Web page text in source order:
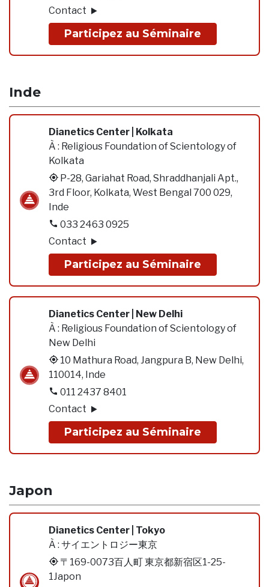
Contact
Participez au Séminaire
Inde
Dianetics Center | Kolkata
À : Religious Foundation of Scientology of
Kolkata
P-28, Gariahat Road, Shraddhanjali Apt.,
3rd Floor, Kolkata, West Bengal 700 029,
Inde
033 2463 0925
Contact
Participez au Séminaire
Dianetics Center | New Delhi
À : Religious Foundation of Scientology of
New Delhi
10 Mathura Road, Jangpura B, New Delhi,
110014, Inde
011 2437 8401
Contact
Participez au Séminaire
Japon
Dianetics Center | Tokyo
À : サイエントロジー東京
〒169-0073百人町 東京都新宿区1-25-
1Japon